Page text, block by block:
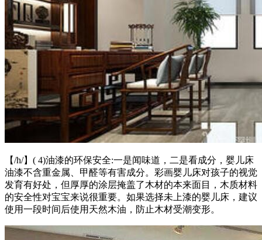
【/h/】( 4)油漆的环保安全:一是闻味道，二是看成分，婴儿床
油漆不含重金属、甲醛等有害成分。彩画婴儿床对孩子的视觉
发育有好处，但厚厚的涂层掩盖了木材的本来面目，木质材料
的安全性对宝宝来说很重要。如果选择未上漆的婴儿床，建议
使用一段时间后使用天然木油，防止木材受潮变形。